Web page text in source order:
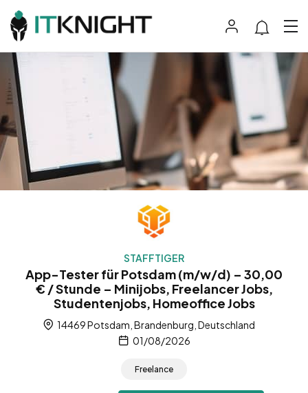
STAFFTIGER
App-Tester für Potsdam (m/w/d) – 30,00
€ / Stunde – Minijobs, Freelancer Jobs,
Studentenjobs, Homeoffice Jobs
14469 Potsdam, Brandenburg, Deutschland
01/08/2026
Freelance